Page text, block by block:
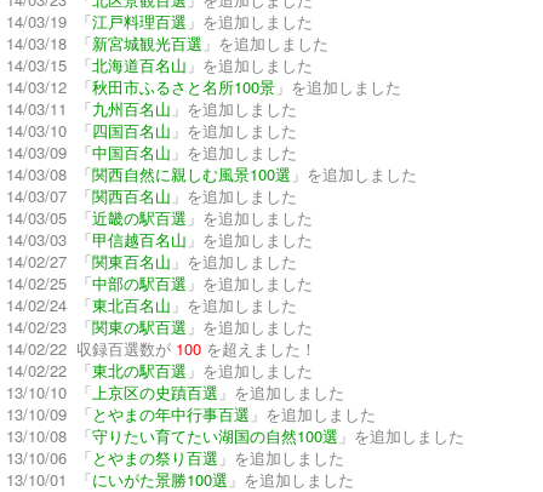
14/03/19 「江戸料理百選 」を追加しました
14/03/18 「新宮城観光百選 」を追加しました
14/03/15 「北海道百名山 」を追加しました
14/03/12 「秋田市ふるさと名所100景 」を追加しました
14/03/11 「九州百名山 」を追加しました
14/03/10 「四国百名山 」を追加しました
14/03/09 「中国百名山 」を追加しました
14/03/08 「関西自然に親しむ風景100選 」を追加しました
14/03/07 「関西百名山 」を追加しました
14/03/05 「近畿の駅百選 」を追加しました
14/03/03 「甲信越百名山 」を追加しました
14/02/27 「関東百名山 」を追加しました
14/02/25 「中部の駅百選 」を追加しました
14/02/24 「東北百名山 」を追加しました
14/02/23 「関東の駅百選 」を追加しました
14/02/22 収録百選数が 100 を超えました！
14/02/22 「東北の駅百選 」を追加しました
13/10/10 「上京区の史蹟百選 」を追加しました
13/10/09 「とやまの年中行事百選 」を追加しました
13/10/08 「守りたい育てたい湖国の自然100選 」を追加しました
13/10/06 「とやまの祭り百選 」を追加しました
13/10/01 「にいがた景勝100選 」を追加しました